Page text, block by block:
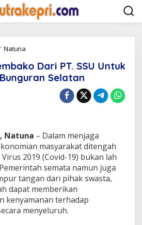
Natuna
0
P
a
m
b
a
k
o
D
a
r
P
Dari PT. SSU Untuk
Selatan
Natuna – Dalam menjaga
masyarakat ditengah
2019 (Covid-19) bukan lah
semata namun juga
tangan dari pihak swasta,
dapat memberikan
kenyamanan terhadap
menyeluruh.